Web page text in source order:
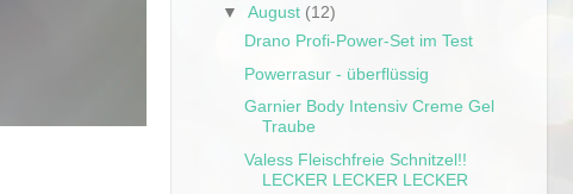
▼August (12)
Drano Profi-Power-Set im Test
Powerrasur - überflüssig
Garnier Body Intensiv Creme Gel
Traube
Valess Fleischfreie Schnitzel!!
LECKER LECKER LECKER